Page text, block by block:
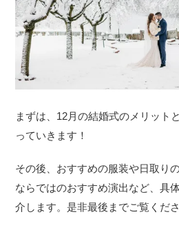
まずは、12月の結婚式のメリット
っていきます！
その後、おすすめの服装や日取り
ならではのおすすめ演出など、具
介します。是非最後までご覧くだ